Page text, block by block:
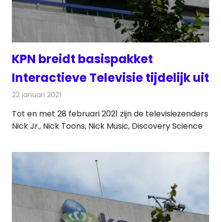
KPN breidt basispakket
Interactieve Televisie tijdelijk uit
22 januari 2021
Tot en met 28 februari 2021 zijn de televisiezenders
Nick Jr., Nick Toons, Nick Music, Discovery Science